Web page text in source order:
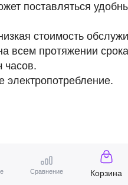
поставляться
стоимость
всем протяжении
часов.
электропотребление.
Сравнение Корзина